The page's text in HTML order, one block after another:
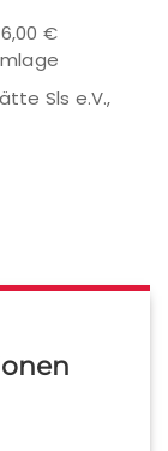
€
Sls e.V.,